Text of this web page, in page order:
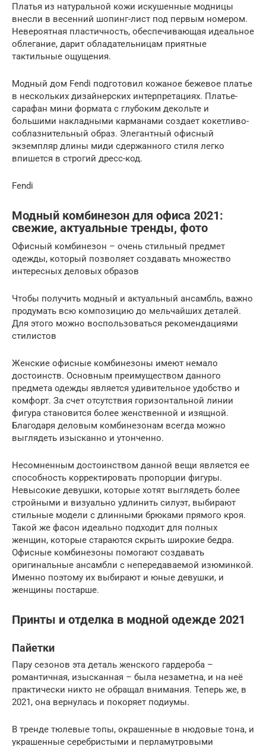
Платья из натуральной кожи искушенные модницы
внесли в весенний шопинг-лист под первым номером.
Невероятная пластичность, обеспечивающая идеальное
облегание, дарит обладательницам приятные
тактильные ощущения.
Модный дом Fendi подготовил кожаное бежевое платье
в нескольких дизайнерских интерпретациях. Платье-
сарафан мини формата с глубоким декольте и
большими накладными карманами создает кокетливо-
соблазнительный образ. Элегантный офисный
экземпляр длины миди сдержанного стиля легко
впишется в строгий дресс-код.
Fendi
Модный комбинезон для офиса 2021:
свежие, актуальные тренды, фото
Офисный комбинезон – очень стильный предмет
одежды, который позволяет создавать множество
интересных деловых образов
Чтобы получить модный и актуальный ансамбль, важно
продумать всю композицию до мельчайших деталей.
Для этого можно воспользоваться рекомендациями
стилистов
Женские офисные комбинезоны имеют немало
достоинств. Основным преимуществом данного
предмета одежды является удивительное удобство и
комфорт. За счет отсутствия горизонтальной линии
фигура становится более женственной и изящной.
Благодаря деловым комбинезонам всегда можно
выглядеть изысканно и утонченно.
Несомненным достоинством данной вещи является ее
способность корректировать пропорции фигуры.
Невысокие девушки, которые хотят выглядеть более
стройными и визуально удлинить силуэт, выбирают
стильные модели с длинными брюками прямого кроя.
Такой же фасон идеально подходит для полных
женщин, которые стараются скрыть широкие бедра.
Офисные комбинезоны помогают создавать
оригинальные ансамбли с непередаваемой изюминкой.
Именно поэтому их выбирают и юные девушки, и
женщины постарше.
Принты и отделка в модной одежде 2021
Пайетки
Пару сезонов эта деталь женского гардероба –
романтичная, изысканная – была незаметна, и на неё
практически никто не обращал внимания. Теперь же, в
2021, она вернулась и покоряет подиумы.
В тренде тюлевые топы, окрашенные в нюдовые тона, и
украшенные серебристыми и перламутровыми